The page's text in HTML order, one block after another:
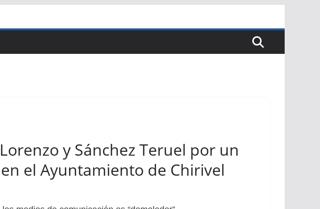
y Sánchez Teruel por un
el Ayuntamiento de Chirivel